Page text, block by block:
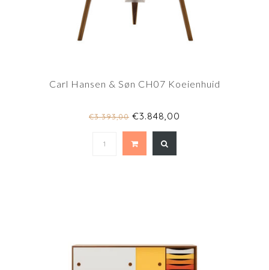
Carl Hansen & Søn CH07 Koeienhuid
€3.393,00 €3.848,00